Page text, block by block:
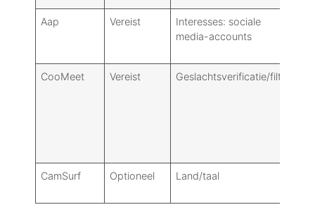
Aap Vereist
Interesses: sociale
media-accounts
CooMeet Vereist Geslachtsverificatie/filter
CamSurf Optioneel Land/taal